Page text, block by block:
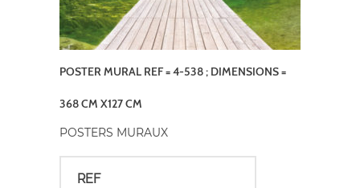
POSTER MURAL REF = 4-538 ; DIMENSIONS =
368 CM X127 CM
POSTERS MURAUX
REF